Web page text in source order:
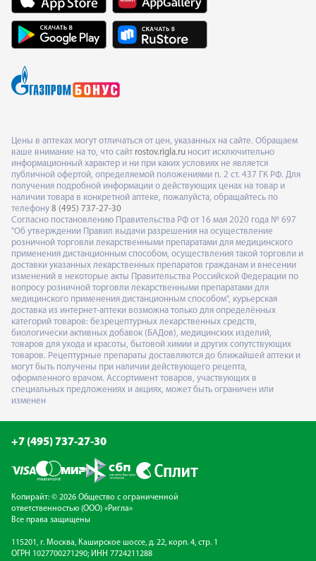
Цены в аптеках могут отличаться от цен, указанных на сайте. Обращаем
ваше внимание на то, что сайт rostov.rigla.ru носит исключительно
информационный характер и ни при каких условиях не является
публичной офертой, определяемой положениями п. 2 ст. 437 ГК РФ. Для
получения подробной информации о действующих ценах на товар и
наличии товара в конкретной аптеке, пожалуйста, обращайтесь по
телефону 8 (495) 737-27-30
Согласно постановлению Правительства РФ от 16 мая 2020 года № 697
"Об утверждении Правил выдачи разрешения на осуществление
розничной торговли лекарственными препаратами для медицинского
применения дистанционным способом, осуществления такой торговли и
доставки указанных лекарственных препаратов гражданам и внесении
изменений в некоторые акты Правительства Российской Федерации по
вопросу розничной торговли лекарственными препаратами для
медицинского применения дистанционным способом", курьерская
доставка из интернет-аптеки возможна только для определённых
категорий товаров: безрецептурных лекарственных средств,
биологически активных добавок (БАДов), медицинских изделий,
товаров для ухода и красоты, бытовой химии и других сопутствующих
товаров. Рецептурные препараты доставляются до ближайшей аптеки и
могут быть получены при наличии действующего рецепта,
оформленного врачом. Ассортимент товаров, участвующих в
специальных предложениях и акциях, может быть ограничен или
изменен
+7 (495) 737-27-30
Копирайт: © 2026 Общество с ограниченной
ответственностью (ООО) «Ригла»
Все права защищены
115201, г. Москва, Каширское шоссе, д. 22, корп. 4, стр. 1
ОГРН 1027700271290; ИНН 7724211288